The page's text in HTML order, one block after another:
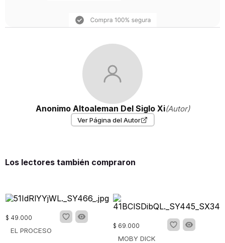
Anonimo Altoaleman Del Siglo Xi(Autor)
Ver Página del Autor
Los lectores también compraron
$ 49.000
EL PROCESO
$ 69.000
MOBY DICK